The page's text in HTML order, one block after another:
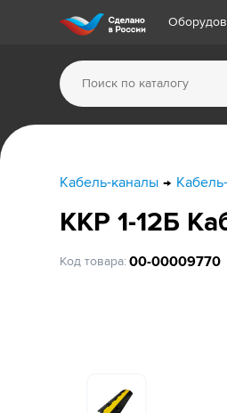
Кабель-каналы
ККР 1-12Б
Код товара: 00-00009770